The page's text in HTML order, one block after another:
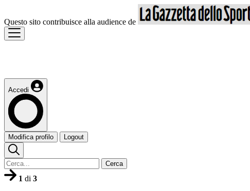
Questo sito contribuisce alla audience de
Accedi
Modifica profilo Logout
Cerca
1 di 3